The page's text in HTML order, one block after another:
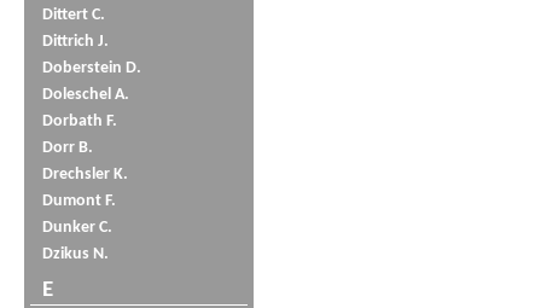
Dittert C.
Dittrich J.
Doberstein D.
Doleschel A.
Dorbath F.
Dorr B.
Drechsler K.
Dumont F.
Dunker C.
Dzikus N.
E